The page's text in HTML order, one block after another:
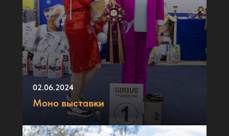
02.06.2024
Моно выставки